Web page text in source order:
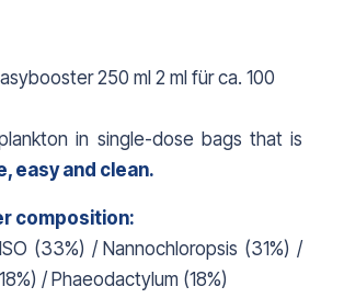
250 ml 2 ml für ca. 100
in single-dose bags that is
easy and clean.
composition:
(33%) / Nannochloropsis (31%) /
/ Phaeodactylum (18%)